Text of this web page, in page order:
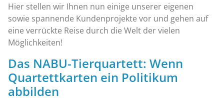
Hier stellen wir Ihnen nun einige unserer eigenen
sowie spannende Kundenprojekte vor und gehen auf
eine verrückte Reise durch die Welt der vielen
Möglichkeiten!
Das NABU-Tierquartett: Wenn
Quartettkarten ein Politikum
abbilden